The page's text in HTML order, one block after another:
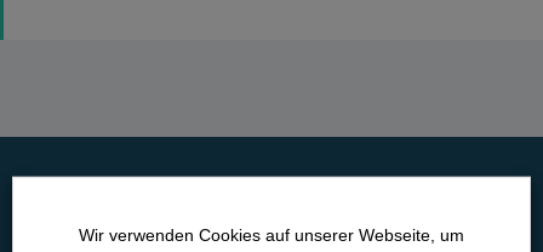
Wir verwenden Cookies auf unserer Webseite, um